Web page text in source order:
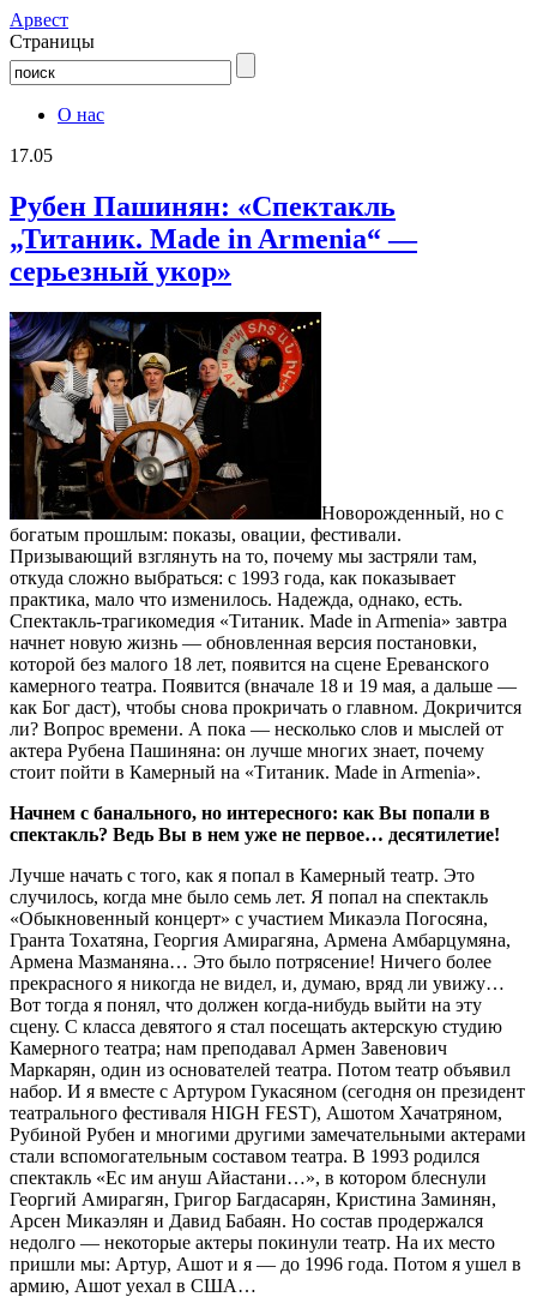
Aрвест
Страницы
О нас
17.05
Рубен Пашинян: «Спектакль
„Титаник. Made in Armenia“ —
серьезный укор»
Новорожденный, но с
богатым прошлым: показы, овации, фестивали.
Призывающий взглянуть на то, почему мы застряли там,
откуда сложно выбраться: с 1993 года, как показывает
практика, мало что изменилось. Надежда, однако, есть.
Спектакль-трагикомедия «Титаник. Made in Armenia» завтра
начнет новую жизнь — обновленная версия постановки,
которой без малого 18 лет, появится на сцене Ереванского
камерного театра. Появится (вначале 18 и 19 мая, а дальше —
как Бог даст), чтобы снова прокричать о главном. Докричится
ли? Вопрос времени. А пока — несколько слов и мыслей от
актера Рубена Пашиняна: он лучше многих знает, почему
стоит пойти в Камерный на «Титаник. Made in Armenia».
Начнем с банального, но интересного: как Вы попали в
спектакль? Ведь Вы в нем уже не первое… десятилетие!
Лучше начать с того, как я попал в Камерный театр. Это
случилось, когда мне было семь лет. Я попал на спектакль
«Обыкновенный концерт» с участием Микаэла Погосяна,
Гранта Тохатяна, Георгия Амирагяна, Армена Амбарцумяна,
Армена Мазманяна… Это было потрясение! Ничего более
прекрасного я никогда не видел, и, думаю, вряд ли увижу…
Вот тогда я понял, что должен когда-нибудь выйти на эту
сцену. С класса девятого я стал посещать актерскую студию
Камерного театра; нам преподавал Армен Завенович
Маркарян, один из основателей театра. Потом театр объявил
набор. И я вместе с Артуром Гукасяном (сегодня он президент
театрального фестиваля HIGH FEST), Ашотом Хачатряном,
Рубиной Рубен и многими другими замечательными актерами
стали вспомогательным составом театра. В 1993 родился
спектакль «Ес им ануш Айастани…», в котором блеснули
Георгий Амирагян, Григор Багдасарян, Кристина Заминян,
Арсен Микаэлян и Давид Бабаян. Но состав продержался
недолго — некоторые актеры покинули театр. На их место
пришли мы: Артур, Ашот и я — до 1996 года. Потом я ушел в
армию, Ашот уехал в США…